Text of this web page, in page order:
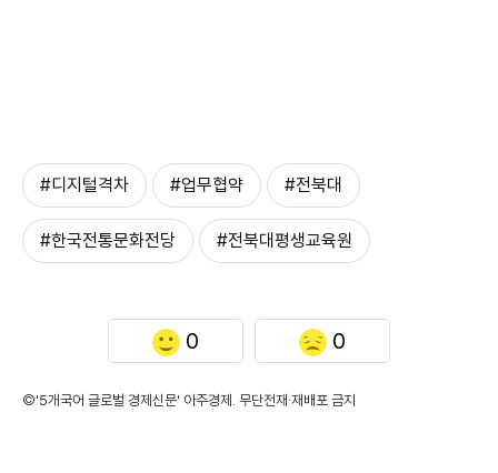
#디지털격차 #업무협약 #전북대
#한국전통문화전당 #전북대평생교육원
0 0
©'5개국어 글로벌 경제신문' 아주경제. 무단전재·재배포 금지